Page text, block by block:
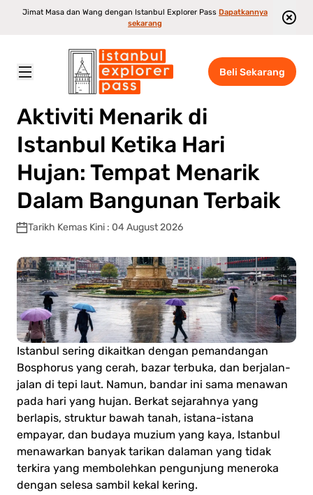
Jimat Masa dan Wang dengan Istanbul Explorer Pass Dapatkannya
sekarang
Beli Sekarang
Istanbul Explorer Pass \ Blog \ Aktiviti Menarik di Istanbul Ketika Hari Hujan: Tempat Menarik Dalam Bangunan Terbaik
Aktiviti Menarik di
Istanbul Ketika Hari
Hujan: Tempat Menarik
Dalam Bangunan Terbaik
Tarikh Kemas Kini : 04 August 2026
Istanbul sering dikaitkan dengan pemandangan
Bosphorus yang cerah, bazar terbuka, dan berjalan-
jalan di tepi laut. Namun, bandar ini sama menawan
pada hari yang hujan. Berkat sejarahnya yang
berlapis, struktur bawah tanah, istana-istana
empayar, dan budaya muzium yang kaya, Istanbul
menawarkan banyak tarikan dalaman yang tidak
terkira yang membolehkan pengunjung meneroka
dengan selesa sambil kekal kering.